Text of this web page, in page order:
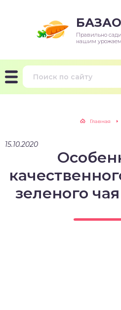
Правильно
нашим урожаем.
Главная
15.10.2020
зеленого